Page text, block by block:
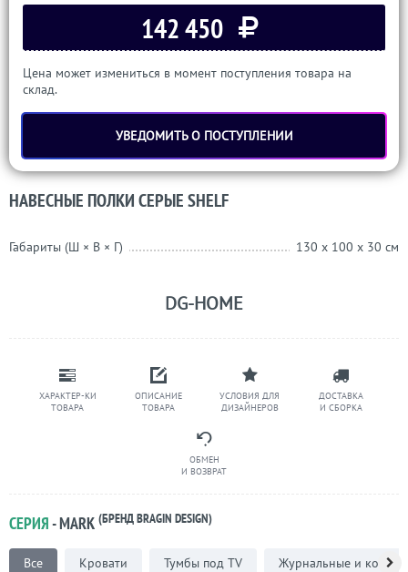
ХАРАКТЕР-КИ
ТОВАРА
ОПИСАНИЕ
ТОВАРА
УСЛОВИЯ ДЛЯ
ДИЗАЙНЕРОВ
ДОСТАВКА
И СБОРКА
ОБМЕН
И ВОЗВРАТ
142 450
Цена может измениться в момент поступления товара на
склад.
УВЕДОМИТЬ О ПОСТУПЛЕНИИ
НАВЕСНЫЕ ПОЛКИ СЕРЫЕ SHELF
Габариты (Ш × В × Г) 130 x 100 x 30 см
DG-HOME
СЕРИЯ- MARK (БРЕНД BRAGIN DESIGN)
Все Кровати Тумбы под TV Журнальные и